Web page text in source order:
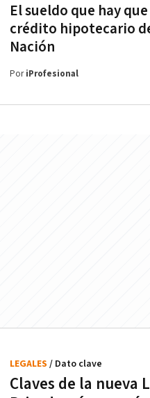
El sueldo que hay
crédito hipotecario
Nación
PoriProfesional
Claves de la nueva
LEGALES / Dato clave